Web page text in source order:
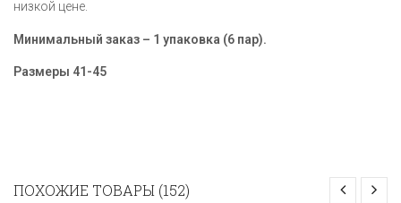
низкой цене.
Минимальный заказ – 1 упаковка (6 пар).
Размеры 41-45
ПОХОЖИЕ ТОВАРЫ (152)